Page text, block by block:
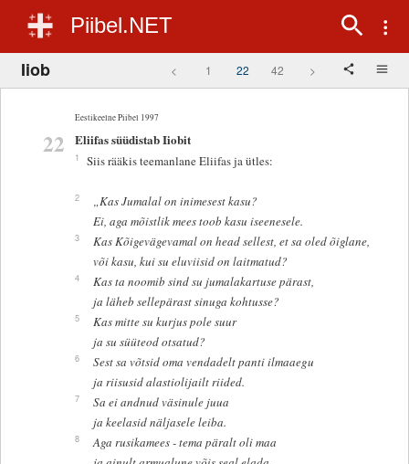
Piibel.NET
Iiob < 1 22 42 >
Eestikeelne Piibel 1997
22 Eliifas süüdistab Iiobit
1 Siis rääkis teemanlane Eliifas ja ütles:
2
„Kas Jumalal on inimesest kasu?
Ei, aga mõistlik mees toob kasu iseenesele.
3
Kas Kõigevägevamal on head sellest, et sa oled õiglane,
või kasu, kui su eluviisid on laitmatud?
4
Kas ta noomib sind su jumalakartuse pärast,
ja läheb sellepärast sinuga kohtusse?
5
Kas mitte su kurjus pole suur
ja su süüteod otsatud?
6
Sest sa võtsid oma vendadelt panti ilmaaegu
ja riisusid alastiolijailt riided.
7
Sa ei andnud väsinule juua
ja keelasid näljasele leiba.
8
Aga rusikamees - tema päralt oli maa